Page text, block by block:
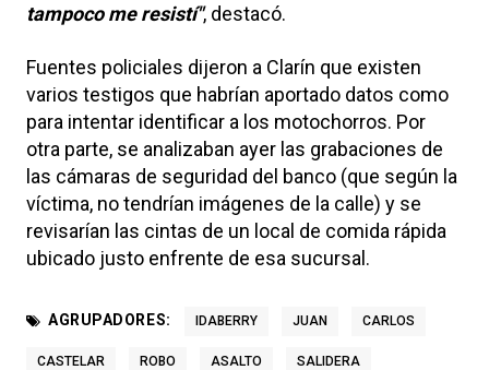
tampoco me resistí", destacó.
Fuentes policiales dijeron a Clarín que existen
varios testigos que habrían aportado datos como
para intentar identificar a los motochorros. Por
otra parte, se analizaban ayer las grabaciones de
las cámaras de seguridad del banco (que según la
víctima, no tendrían imágenes de la calle) y se
revisarían las cintas de un local de comida rápida
ubicado justo enfrente de esa sucursal.
AGRUPADORES: IDABERRY JUAN CARLOS
CASTELAR ROBO ASALTO SALIDERA